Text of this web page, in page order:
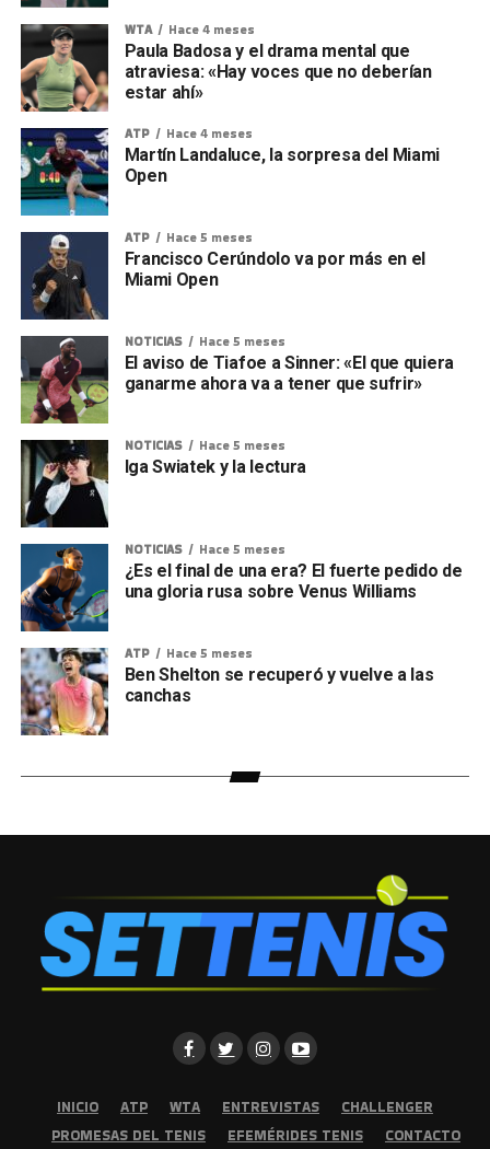
WTA Hace 4 meses
Paula Badosa y el drama mental que
atraviesa: «Hay voces que no deberían
estar ahí»
ATP Hace 4 meses
Martín Landaluce, la sorpresa del Miami
Open
ATP Hace 5 meses
Francisco Cerúndolo va por más en el
Miami Open
NOTICIAS Hace 5 meses
El aviso de Tiafoe a Sinner: «El que quiera
ganarme ahora va a tener que sufrir»
NOTICIAS Hace 5 meses
Iga Swiatek y la lectura
NOTICIAS Hace 5 meses
¿Es el final de una era? El fuerte pedido de
una gloria rusa sobre Venus Williams
ATP Hace 5 meses
Ben Shelton se recuperó y vuelve a las
canchas
INICIO ATP WTA ENTREVISTAS
CHALLENGER
PROMESAS DEL TENIS
EFEMÉRIDES TENIS CONTACTO